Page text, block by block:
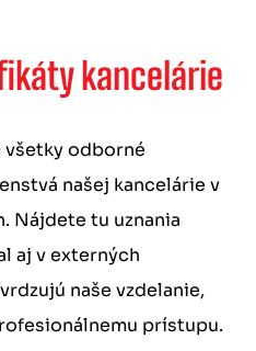
kancelárie
všetky odborné
našej kancelárie v
Nájdete tu uznania
aj v externých
naše vzdelanie,
prístupu.